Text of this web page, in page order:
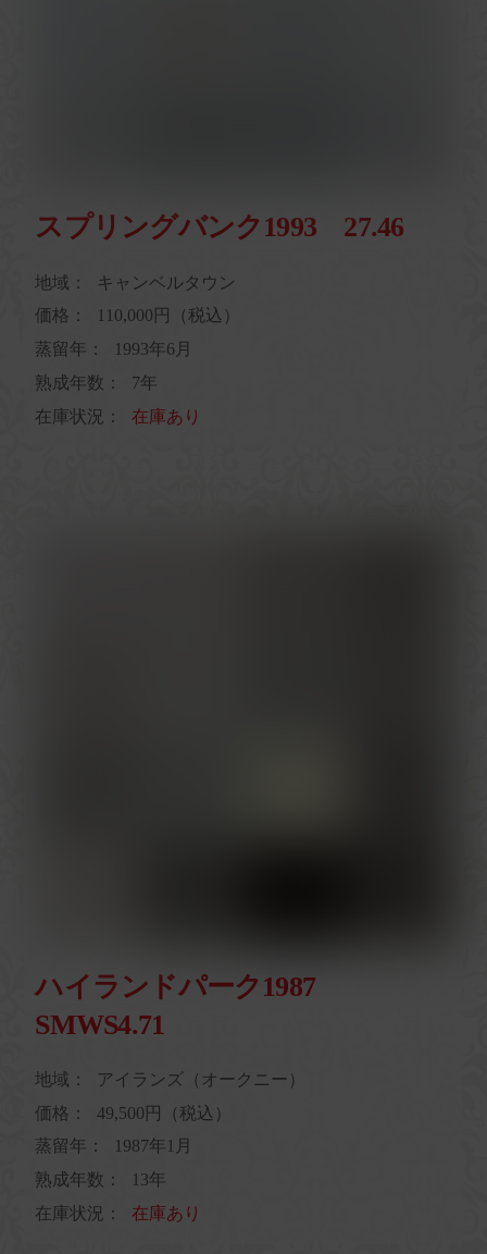
スプリングバンク1993 27.46
地域：
キャンベルタウン
価格：
110,000円（税込）
蒸留年：
1993年6月
熟成年数：
7年
在庫状況：
在庫あり
ハイランドパーク1987
SMWS4.71
地域：
アイランズ（オークニー）
価格：
49,500円（税込）
蒸留年：
1987年1月
熟成年数：
13年
在庫状況：
在庫あり